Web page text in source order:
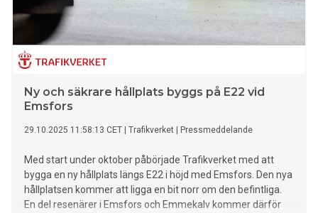
Ny och säkrare hållplats byggs på E22 vid
Emsfors
29.10.2025 11:58:13 CET Trafikverket Pressmeddelande
Med start under oktober påbörjade Trafikverket med att
bygga en ny hållplats längs E22 i höjd med Emsfors. Den nya
hållplatsen kommer att ligga en bit norr om den befintliga.
En del resenärer i Emsfors och Emmekalv kommer därför